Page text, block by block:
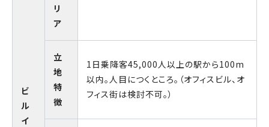
ビ
ル
イ
リ
ア
立
地
特
徴
1日乗降客45,000人以上の駅から100m
以内。人目につくところ。（オフィスビル、オ
フィス街は検討不可。）